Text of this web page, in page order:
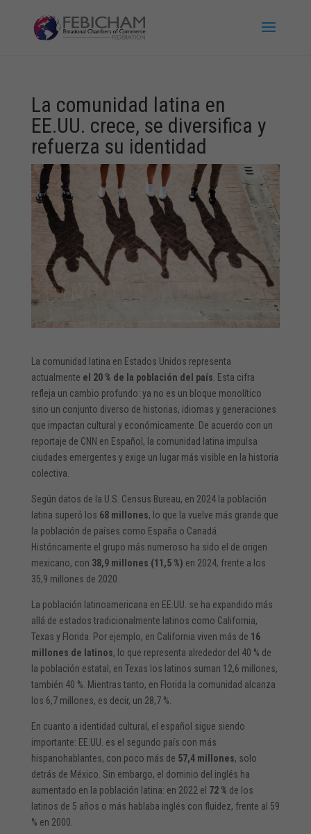
La comunidad latina en
EE.UU. crece, se diversifica y
refuerza su identidad
La comunidad latina en Estados Unidos representa
actualmente el 20 % de la población del país . Esta cifra
refleja un cambio profundo: ya no es un bloque monolítico
sino un conjunto diverso de historias, idiomas y generaciones
que impactan cultural y económicamente. De acuerdo con un
reportaje de CNN en Español, la comunidad latina impulsa
ciudades emergentes y exige un lugar más visible en la historia
colectiva.
Según datos de la U.S. Census Bureau, en 2024 la población
latina superó los 68 millones, lo que la vuelve más grande que
la población de países como España o Canadá.
Históricamente el grupo más numeroso ha sido el de origen
mexicano, con 38,9 millones (11,5 %) en 2024, frente a los
35,9 millones de 2020.
La población latinoamericana en EE.UU. se ha expandido más
allá de estados tradicionalmente latinos como California,
Texas y Florida. Por ejemplo, en California viven más de 16
millones de latinos, lo que representa alrededor del 40 % de
la población estatal; en Texas los latinos suman 12,6 millones,
también 40 %. Mientras tanto, en Florida la comunidad alcanza
los 6,7 millones, es decir, un 28,7 %.
En cuanto a identidad cultural, el español sigue siendo
importante: EE.UU. es el segundo país con más
hispanohablantes, con poco más de 57,4 millones, solo
detrás de México. Sin embargo, el dominio del inglés ha
aumentado en la población latina: en 2022 el 72 % de los
latinos de 5 años o más hablaba inglés con fluidez, frente al 59
% en 2000.